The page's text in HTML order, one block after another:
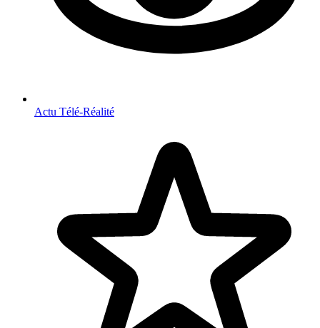
Actu Télé-Réalité